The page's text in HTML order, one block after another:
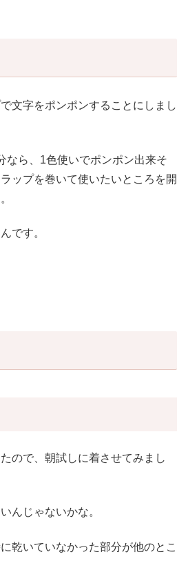
文字をポンポンすることにしまし
なら、1色使いでポンポン出来そ
ップを巻いて使いたいところを開
です。
ので、朝試しに着させてみまし
んじゃないかな。
乾いていなかった部分が他のとこ